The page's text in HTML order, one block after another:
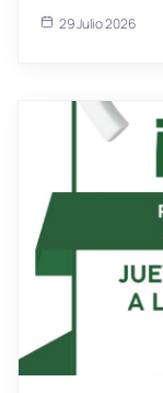
29 Julio 2026